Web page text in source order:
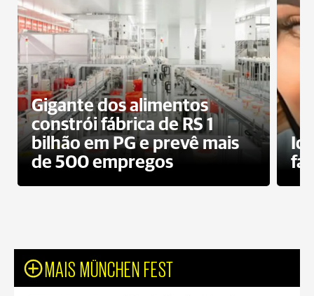
Gigante dos alimentos
constrói fábrica de RS 1
bilhão em PG e prevê mais
de 500 empregos
MAIS MÜNCHEN FEST